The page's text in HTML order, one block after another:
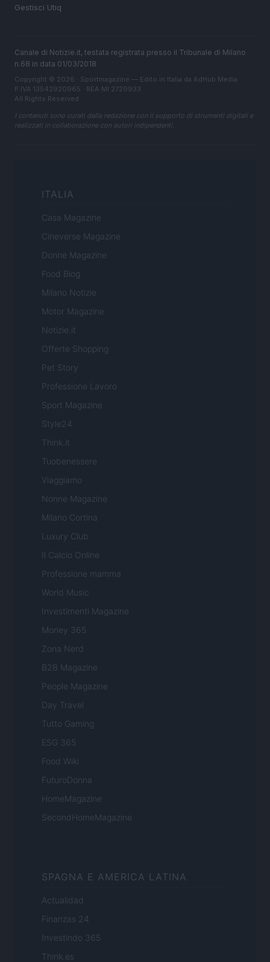
Gestisci Utiq
Canale di Notizie.it, testata registrata presso il Tribunale di Milano
n.68 in data 01/03/2018
Copyright © 2026 · Sportmagazine — Edito in Italia da AdHub Media
P.IVA 13542920965 · REA MI 2729933
All Rights Reserved
I contenuti sono curati dalla redazione con il supporto di strumenti digitali e
realizzati in collaborazione con autori indipendenti.
ITALIA
Casa Magazine
Cineverse Magazine
Donne Magazine
Food Blog
Milano Notizie
Motor Magazine
Notizie.it
Offerte Shopping
Pet Story
Professione Lavoro
Sport Magazine
Style24
Think.it
Tuobenessere
Viaggiamo
Nonne Magazine
Milano Cortina
Luxury Club
Il Calcio Online
Professione mamma
World Music
Investimenti Magazine
Money 365
Zona Nerd
B2B Magazine
People Magazine
Day Travel
Tutto Gaming
ESG 365
Food Wiki
FuturoDonna
HomeMagazine
SecondHomeMagazine
SPAGNA E AMERICA LATINA
Actualidad
Finanzas 24
Investindo 365
Think.es